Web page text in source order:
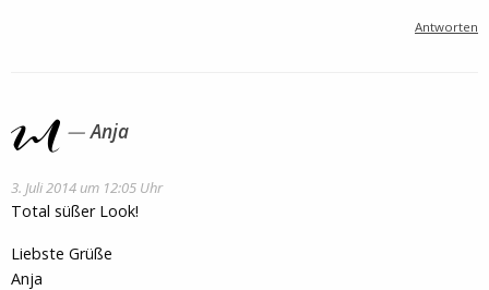
Antworten
Anja
3. Juli 2014 um 12:05 Uhr
Total süßer Look!
Liebste Grüße
Anja